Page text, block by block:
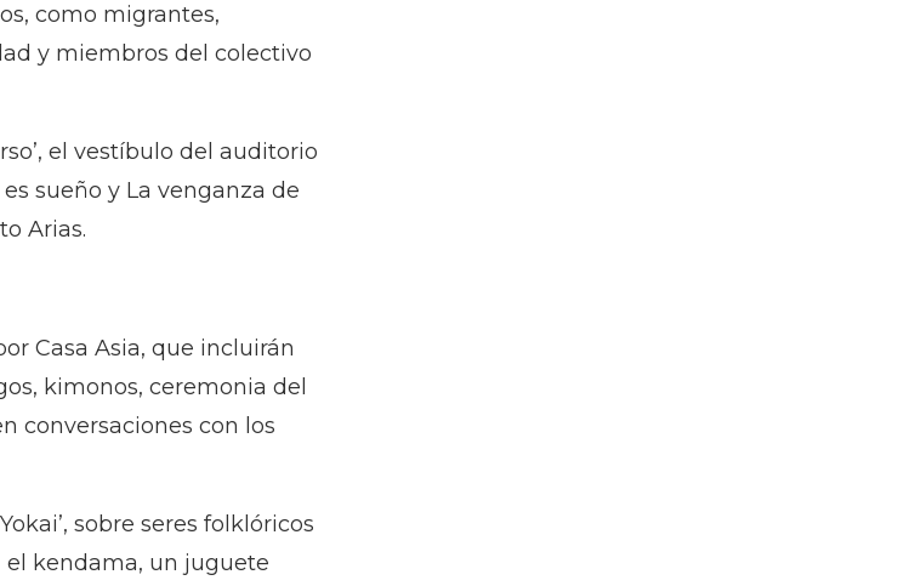
como migrantes,
y miembros del colectivo
el vestíbulo del auditorio
sueño y La venganza de
Arias.
Casa Asia, que incluirán
kimonos, ceremonia del
conversaciones con los
sobre seres folklóricos
el kendama, un juguete